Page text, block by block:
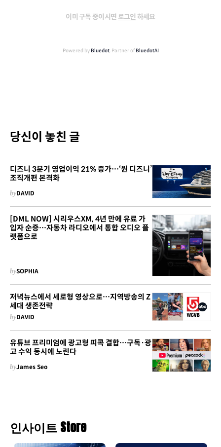
이미 구독 중이시면 로그인 하세요
Powered by Bluedot, Partner of BluedotAI
당신이 놓친 글
디즈니 3분기 영업이익 21% 증가…‘원 디즈니’
조직개편 본격화
byDAVID
[DML NOW] 시리우스XM, 4년 만에 유료 가
입자 순증…자동차 라디오에서 통합 오디오 플
랫폼으로
bySOPHIA
저녁뉴스에서 세로형 영상으로…지역방송의 Z
세대 생존전략
byDAVID
유튜브 프리미엄에 광고형 피콕 결합…구독·광
고 수익 동시에 노린다
byJames Seo
인사이트 Store